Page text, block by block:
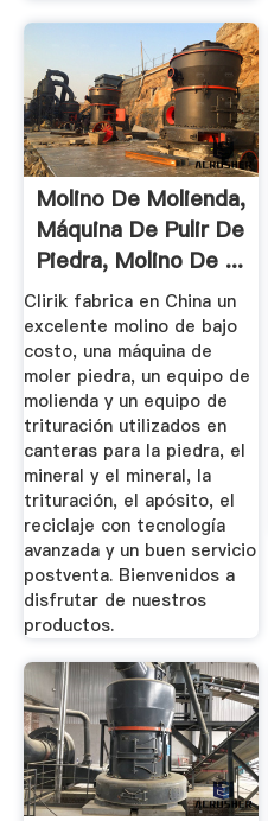
Molino De Molienda,
Máquina De Pulir De
Piedra, Molino De ...
Clirik fabrica en China un
excelente molino de bajo
costo, una máquina de
moler piedra, un equipo de
molienda y un equipo de
trituración utilizados en
canteras para la piedra, el
mineral y el mineral, la
trituración, el apósito, el
reciclaje con tecnología
avanzada y un buen servicio
postventa. Bienvenidos a
disfrutar de nuestros
productos.